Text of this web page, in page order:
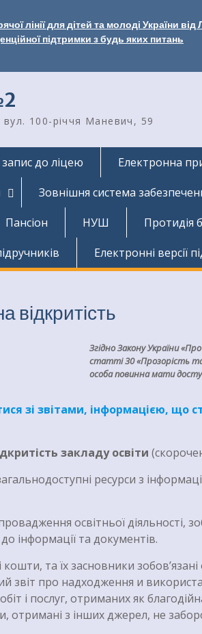
лінії для дітей та молоді України
підтримки з будь яких питань
100-річчя Маневич, 59
до ліцею Електронна
Зовнішня система
Пансіон НУШ Протидія
Електронні версії
відкритість
Згідно Закону України
статті 30 «Прозорість та
особа повинна мати
зі звітами, інформацією, що
закладу освіти
ресурси з
освітньої діяльності,
інформації та документів.
та їх засновники
звіт про надходження и
і послуг, отриманих як
отримані з інших джерел, не